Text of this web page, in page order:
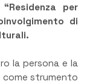
per
di
la persona e la
come strumento